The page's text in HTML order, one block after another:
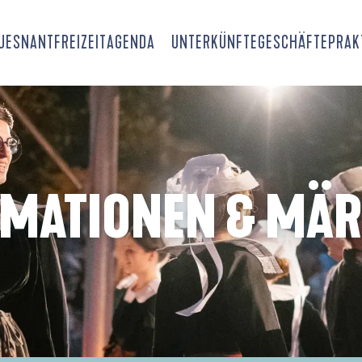
FREIZEITAGENDA UNTERKÜNFTEGESCHÄFTE
&